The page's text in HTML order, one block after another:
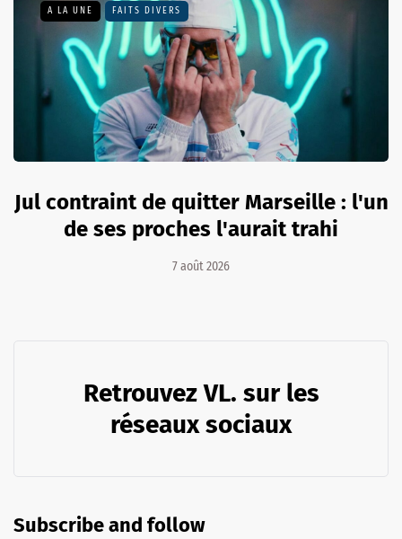
A LA UNE FAITS DIVERS
Jul contraint de quitter Marseille : l'un
de ses proches l'aurait trahi
7 août 2026
Retrouvez VL. sur les
réseaux sociaux
Subscribe and follow